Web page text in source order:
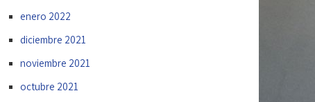
enero 2022
diciembre 2021
noviembre 2021
octubre 2021